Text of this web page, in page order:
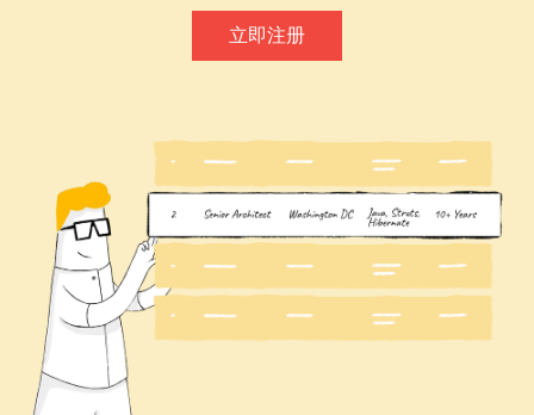
立即注册